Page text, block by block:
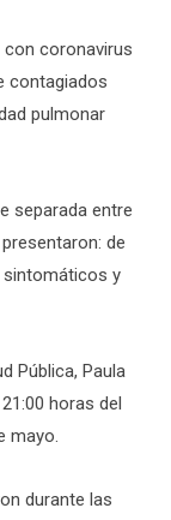
coronavirus
contagiados
pulmonar
separada entre
de
sintomáticos y
Pública, Paula
horas del
mayo.
durante las